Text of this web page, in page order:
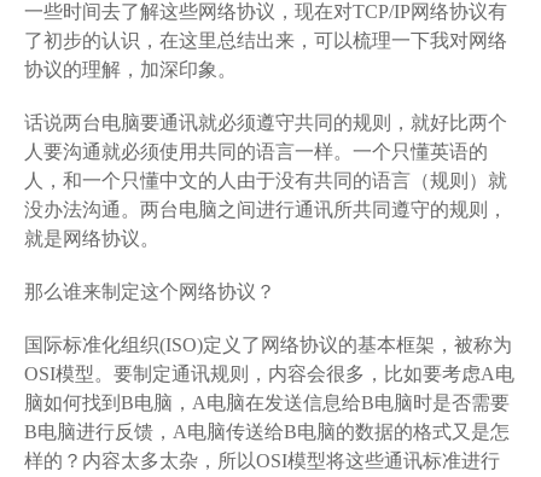
一些时间去了解这些网络协议，现在对TCP/IP网络协议有
了初步的认识，在这里总结出来，可以梳理一下我对网络
协议的理解，加深印象。
话说两台电脑要通讯就必须遵守共同的规则，就好比两个
人要沟通就必须使用共同的语言一样。一个只懂英语的
人，和一个只懂中文的人由于没有共同的语言（规则）就
没办法沟通。两台电脑之间进行通讯所共同遵守的规则，
就是网络协议。
那么谁来制定这个网络协议？
国际标准化组织(ISO)定义了网络协议的基本框架，被称为
OSI模型。要制定通讯规则，内容会很多，比如要考虑A电
脑如何找到B电脑，A电脑在发送信息给B电脑时是否需要
B电脑进行反馈，A电脑传送给B电脑的数据的格式又是怎
样的？内容太多太杂，所以OSI模型将这些通讯标准进行